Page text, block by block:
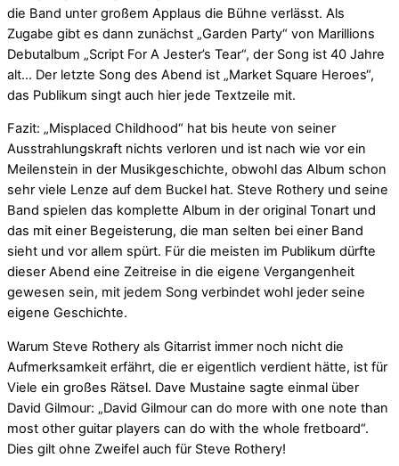
die Band unter großem Applaus die Bühne verlässt. Als
Zugabe gibt es dann zunächst „Garden Party“ von Marillions
Debutalbum „Script For A Jester’s Tear“, der Song ist 40 Jahre
alt… Der letzte Song des Abend ist „Market Square Heroes“,
das Publikum singt auch hier jede Textzeile mit.
Fazit: „Misplaced Childhood“ hat bis heute von seiner
Ausstrahlungskraft nichts verloren und ist nach wie vor ein
Meilenstein in der Musikgeschichte, obwohl das Album schon
sehr viele Lenze auf dem Buckel hat. Steve Rothery und seine
Band spielen das komplette Album in der original Tonart und
das mit einer Begeisterung, die man selten bei einer Band
sieht und vor allem spürt. Für die meisten im Publikum dürfte
dieser Abend eine Zeitreise in die eigene Vergangenheit
gewesen sein, mit jedem Song verbindet wohl jeder seine
eigene Geschichte.
Warum Steve Rothery als Gitarrist immer noch nicht die
Aufmerksamkeit erfährt, die er eigentlich verdient hätte, ist für
Viele ein großes Rätsel. Dave Mustaine sagte einmal über
David Gilmour: „David Gilmour can do more with one note than
most other guitar players can do with the whole fretboard“.
Dies gilt ohne Zweifel auch für Steve Rothery!